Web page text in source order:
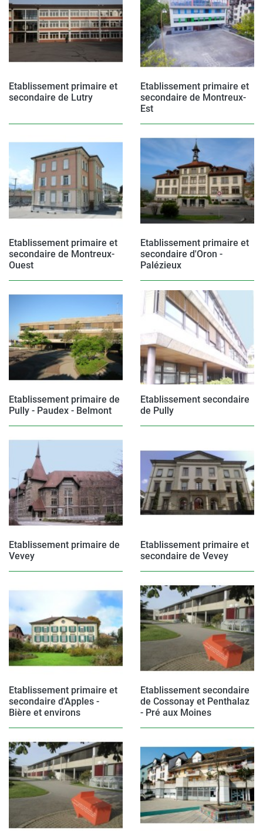
Etablissement primaire et
secondaire de Lutry
Etablissement primaire et
secondaire de Montreux-
Est
Etablissement primaire et
secondaire de Montreux-
Ouest
Etablissement primaire et
secondaire d'Oron -
Palézieux
Etablissement primaire de
Pully - Paudex - Belmont
Etablissement secondaire
de Pully
Etablissement primaire de
Vevey
Etablissement primaire et
secondaire de Vevey
Etablissement primaire et
secondaire d'Apples -
Bière et environs
Etablissement secondaire
de Cossonay et Penthalaz
- Pré aux Moines